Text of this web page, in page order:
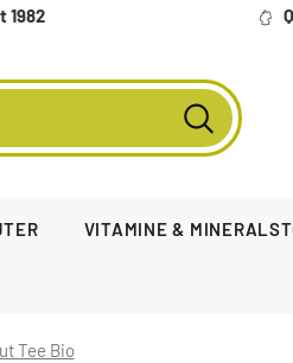
1982
VITAMINE &
Tee Bio